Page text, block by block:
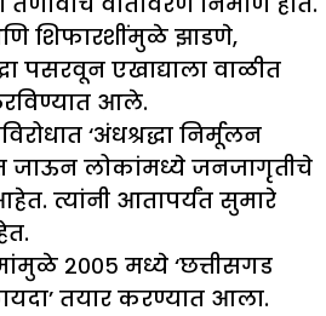
शिफारशींमुळे झाडणे,
पसरवून एखाद्याला वाळीत
आले.
‘अंधश्रद्धा निर्मूलन
जाऊन लोकांमध्ये जनजागृतीचे
त्यांनी आतापर्यंत सुमारे
२००५ मध्ये ‘छत्तीसगड
तयार करण्यात आला.